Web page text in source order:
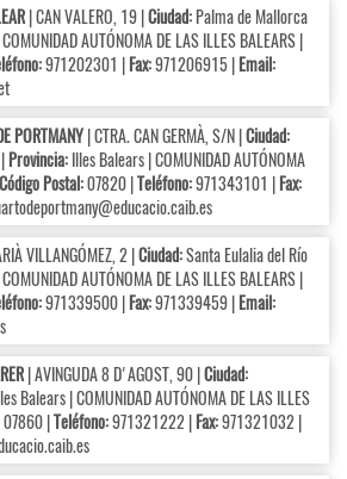
| CAN VALERO, 19 |Ciudad:Palma de Mallorca
AUTÓNOMA DE LAS ILLES BALEARS |
971202301 |Fax:971206915 |Email:
PORTMANY| CTRA. CAN GERMÀ, S/N |Ciudad:
Provincia:Illes Balears | COMUNIDAD AUTÓNOMA
Código Postal:07820 |Teléfono:971343101 |Fax:
VILLANGÓMEZ, 2 |Ciudad:Santa Eulalia del Río
AUTÓNOMA DE LAS ILLES BALEARS |
971339500 |Fax:971339459 |Email:
| AVINGUDA 8 D'AGOST, 90 |Ciudad:
Balears | COMUNIDAD AUTÓNOMA DE LAS ILLES
07860 |Teléfono:971321222 |Fax:971321032 |